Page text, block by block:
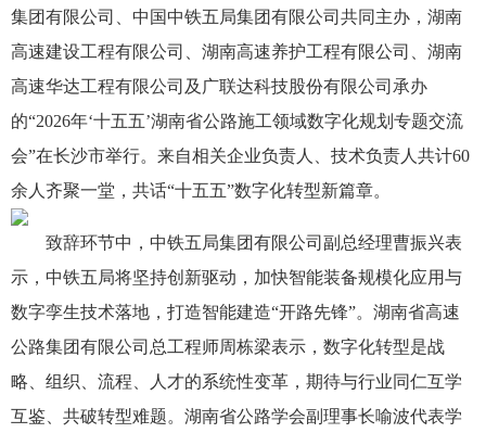
集团有限公司、中国中铁五局集团有限公司共同主办，湖南
高速建设工程有限公司、湖南高速养护工程有限公司、湖南
高速华达工程有限公司及广联达科技股份有限公司承办
的“2026年‘十五五’湖南省公路施工领域数字化规划专题交流
会”在长沙市举行。来自相关企业负责人、技术负责人共计60
余人齐聚一堂，共话“十五五”数字化转型新篇章。
致辞环节中，中铁五局集团有限公司副总经理曹振兴表
示，中铁五局将坚持创新驱动，加快智能装备规模化应用与
数字孪生技术落地，打造智能建造“开路先锋”。湖南省高速
公路集团有限公司总工程师周栋梁表示，数字化转型是战
略、组织、流程、人才的系统性变革，期待与行业同仁互学
互鉴、共破转型难题。湖南省公路学会副理事长喻波代表学